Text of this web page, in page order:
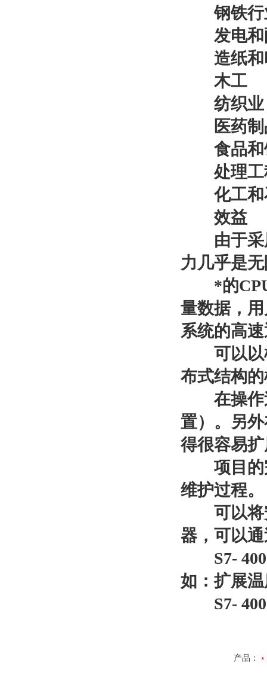
钢铁行
发电和
造纸和
木工
纺织业
医药制
食品和
处理工
化工和
效益
由于采用
力几乎是
*的CPU
量数据，
系统的高
可以以模
布式结构
在操作过
置）。另
得很容易
项目的完
维护过程。
可以将安
器，可以
S7- 400
如：扩展
S7- 400
产品：